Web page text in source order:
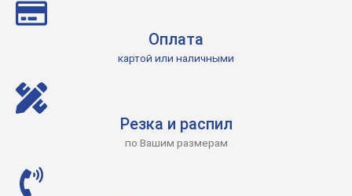
Оплата
картой или наличными
Резка и распил
по Вашим размерам